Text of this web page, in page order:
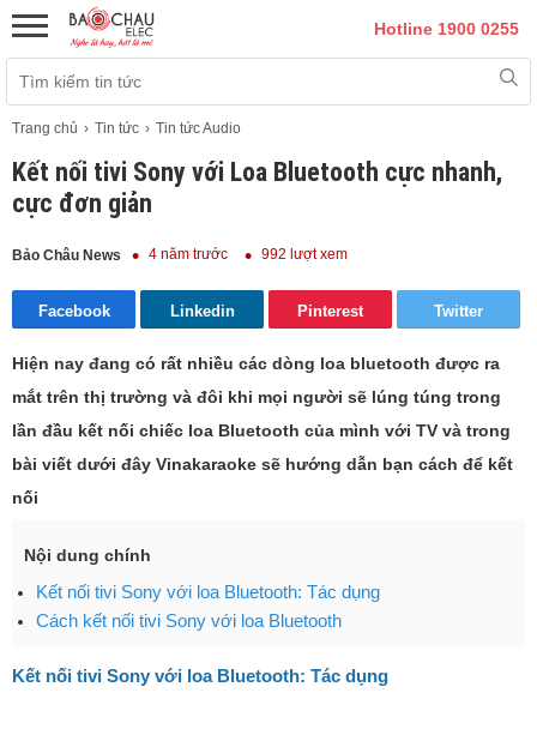
Hotline 1900 0255
Trang chủ Tin tức Tin tức Audio
Kết nối tivi Sony với Loa Bluetooth cực nhanh,
cực đơn giản
Bảo Châu News 4 năm trước 992 lượt xem
Facebook Linkedin Pinterest Twitter
Hiện nay đang có rất nhiều các dòng loa bluetooth được ra
mắt trên thị trường và đôi khi mọi người sẽ lúng túng trong
lần đầu kết nối chiếc loa Bluetooth của mình với TV và trong
bài viết dưới đây Vinakaraoke sẽ hướng dẫn bạn cách để kết
nối
Nội dung chính
Kết nối tivi Sony với loa Bluetooth: Tác dụng
Cách kết nối tivi Sony với loa Bluetooth
Kết nối tivi Sony với loa Bluetooth: Tác dụng